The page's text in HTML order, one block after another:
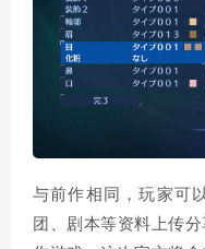
与前作相同，玩家可
团、剧本等资料上传